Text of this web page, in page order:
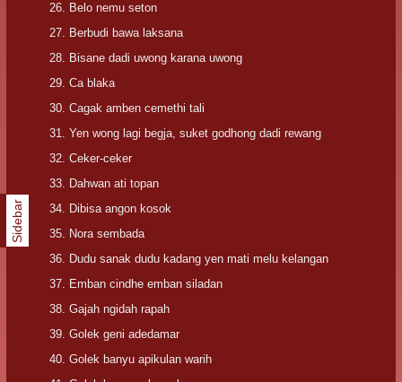
Belo nemu seton
Berbudi bawa laksana
Bisane dadi uwong karana uwong
Ca blaka
Cagak amben cemethi tali
Yen wong lagi begja, suket godhong dadi rewang
Ceker-ceker
Dahwan ati topan
Dibisa angon kosok
Nora sembada
Dudu sanak dudu kadang yen mati melu kelangan
Emban cindhe emban siladan
Gajah ngidah rapah
Golek geni adedamar
Golek banyu apikulan warih
Sidebar